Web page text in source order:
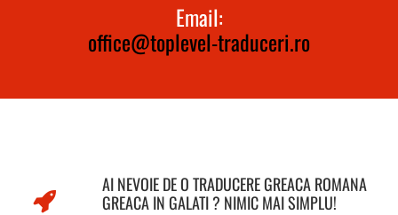
Email:
office@toplevel-traduceri.ro
AI NEVOIE DE O TRADUCERE GREACA ROMANA
GREACA IN GALATI ? NIMIC MAI SIMPLU!